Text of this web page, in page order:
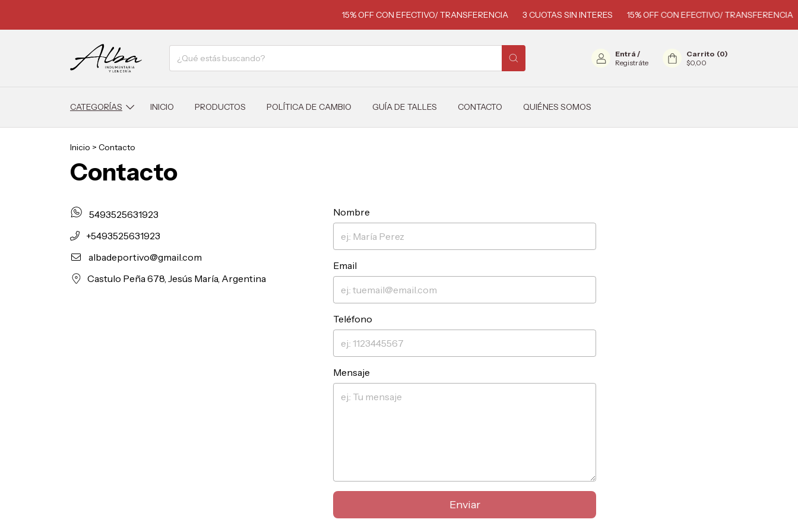
15% OFF CON EFECTIVO/ TRANSFERENCIA 3 CUOTAS SIN INTERES 15% OFF CON EFECTIVO/ TRANSFERENCIA
Entrá /
Registráte
Carrito (0)
$0,00
CATEGORÍAS INICIO PRODUCTOS POLÍTICA DE CAMBIO GUÍA DE TALLES CONTACTO QUIÉNES SOMOS
Inicio > Contacto
Contacto
5493525631923
+5493525631923
albadeportivo@gmail.com
Castulo Peña 678, Jesús María, Argentina
Nombre
Email
Teléfono
Mensaje
Enviar